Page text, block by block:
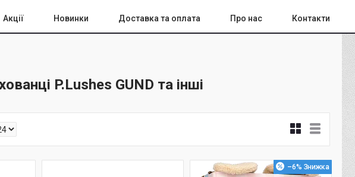
Акції Новинки Доставка та оплата Про нас Контакти
P.Lushes GUND та інші
–6%